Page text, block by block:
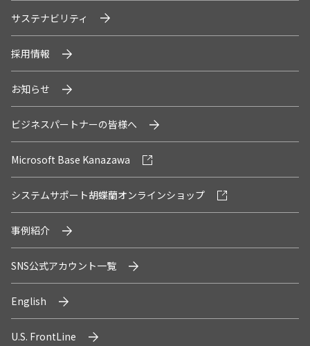
サステナビリティ
採用情報
お知らせ
ビジネスパートナーの皆様へ
Microsoft Base Kanazawa
システムサポート胡蝶蘭オンラインショップ
事例紹介
SNS公式アカウント一覧
English
U.S. FrontLine